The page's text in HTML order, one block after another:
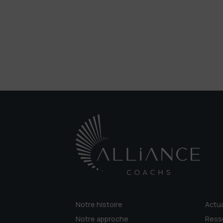
Notre histoire
Notre approche